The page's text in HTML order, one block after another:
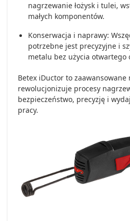
nagrzewanie łożysk i tulei,
małych komponentów.
Konserwacja i naprawy:
potrzebne jest precyzyjne i
metalu bez użycia otwartego
Betex iDuctor to
rewolucjonizuje procesy
bezpieczeństwo, precyzję i
pracy.